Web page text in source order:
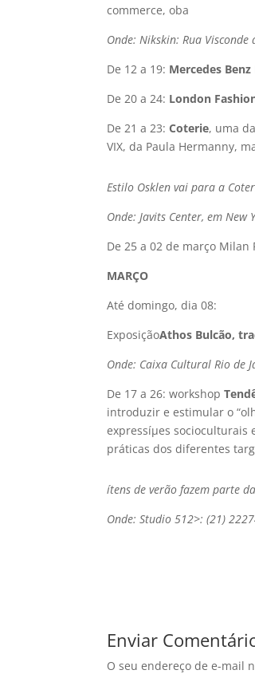
commerce, oba
Onde: Nikskin: Rua
De 12 a 19: Mercedes
De 20 a 24: London
De 21 a 23:Coterie, uma
VIX, da Paula Hermanny,
Estilo Osklen vai para a
Onde: Javits Center, em New
De 25 a 02 de março Milan
MARÇO
Até domingo, dia 08:
ExposiçãoAthos Bulcão,
Onde: Caixa Cultural Rio de
De 17 a 26: workshop
introduzir e estimular o
expressíµes socioculturais
práticas dos diferentes
ítens de verão fazem parte
Onde: Studio 512>: (21)
Enviar
O seu endereço de e-mail